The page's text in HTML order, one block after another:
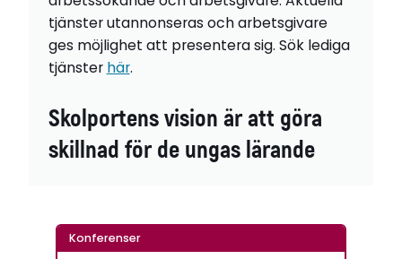
tjänster utannonseras och arbetsgivare
ges möjlighet att presentera sig. Sök lediga
tjänster här.
Skolportens vision är att göra
skillnad för de ungas lärande
Konferenser